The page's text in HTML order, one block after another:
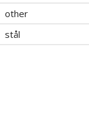
other
stål